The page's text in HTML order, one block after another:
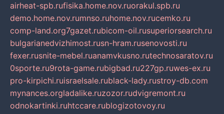
airheat-spb.rufisika.home.nov.ruorakul.spb.ru
demo.home.nov.rumnso.ruhome.nov.rucemko.ru
comp-land.org7gazet.rubicom-oil.rusuperiorsearch.ru
bulgarianedvizhimost.rusn-hram.rusenovosti.ru
fexer.rusnite-mebel.ruanamvkusno.rutechnosaratov.ru
0sporte.ru9rota-game.rubigbad.ru227gp.ruwes-ex.ru
pro-kirpichi.ruisraelsale.rublack-lady.rustroy-db.com
mynances.orgladalike.ruzozor.rudvigremont.ru
odnokartinki.ruhtccare.rublogizotovoy.ru